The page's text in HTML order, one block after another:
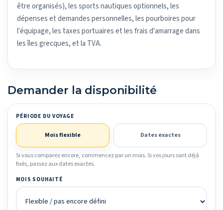
être organisés), les sports nautiques optionnels, les
dépenses et demandes personnelles, les pourboires pour
l'équipage, les taxes portuaires et les frais d'amarrage dans
les îles grecques, et la TVA.
Demander la disponibilité
PÉRIODE DU VOYAGE
Mois flexible Dates exactes
Si vous comparez encore, commencez par un mois. Si vos jours sont déjà
fixés, passez aux dates exactes.
MOIS SOUHAITÉ